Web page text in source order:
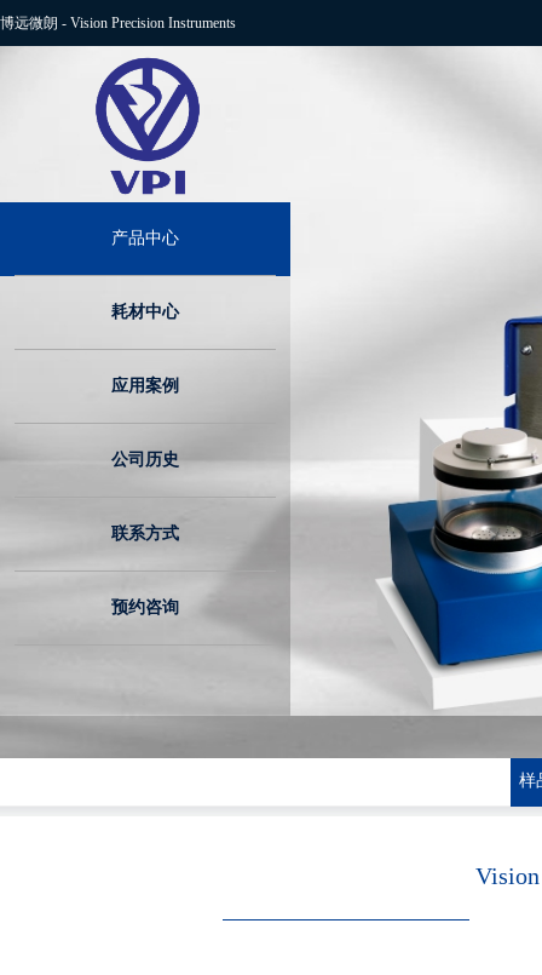
博远微朗 - Vision Precision Instruments
产品中心
耗材中心
应用案例
公司历史
联系方式
预约咨询
样